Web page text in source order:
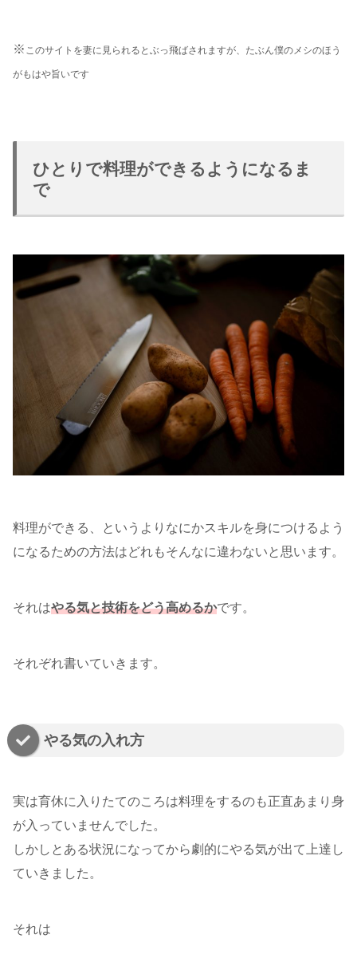
※ このサイトを妻に見られるとぶっ飛ばされますが、たぶん僕のメシのほう
がもはや旨いです
ひとりで料理ができるようになるま
で
料理ができる、というよりなにかスキルを身につけるよう
になるための方法はどれもそんなに違わないと思います。
それはやる気と技術をどう高めるかです。
それぞれ書いていきます。
やる気の入れ方
実は育休に入りたてのころは料理をするのも正直あまり身
が入っていませんでした。
しかしとある状況になってから劇的にやる気が出て上達し
ていきました。
それは